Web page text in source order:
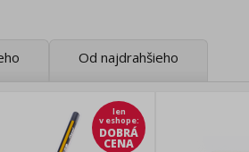
Od najdrahšieho
len
v eshope:
DOBRÁ
CENA